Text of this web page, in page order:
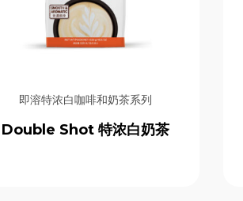
即溶特浓白咖啡和奶茶系列
Double Shot 特浓白奶茶